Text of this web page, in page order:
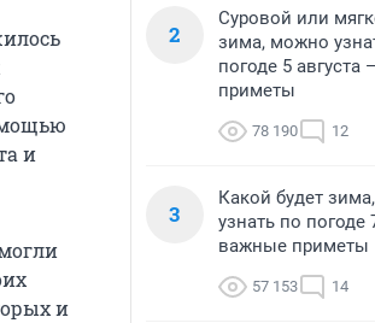
и
и
2
Суровой или
зима, можно
погоде 5
приметы
78 190 12
3
Какой будет
узнать по погоде
важные приметы
57 153 14